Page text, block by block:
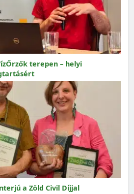
terepen – helyi
a Zöld Civil Díjjal